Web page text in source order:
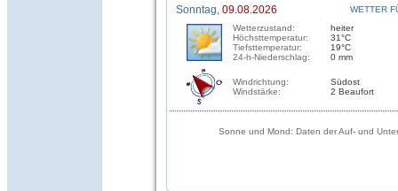
Sonntag, 09.08.2026
WETTER
Wetterzustand:
Höchsttemperatur:
Tiefsttemperatur:
24-h-Niederschlag:
heiter
31°C
19°C
0 mm
Windrichtung:
Windstärke:
Südost
2 Beaufort
Sonne und Mond: Daten der Auf- und